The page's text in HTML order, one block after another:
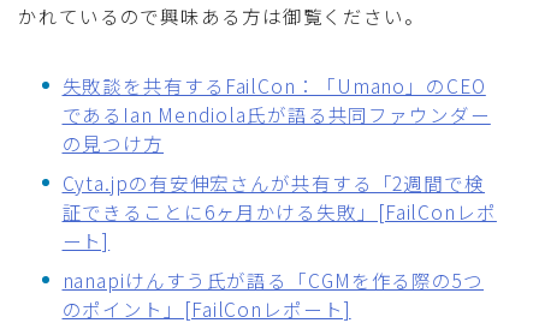
かれているので興味ある方は御覧ください。
失敗談を共有するFailCon：「Umano」のCEO
であるIan Mendiola氏が語る共同ファウンダー
の見つけ方
Cyta.jpの有安伸宏さんが共有する「2週間で検
証できることに6ヶ月かける失敗」[FailConレポ
ート]
nanapiけんすう氏が語る「CGMを作る際の5つ
のポイント」[FailConレポート]